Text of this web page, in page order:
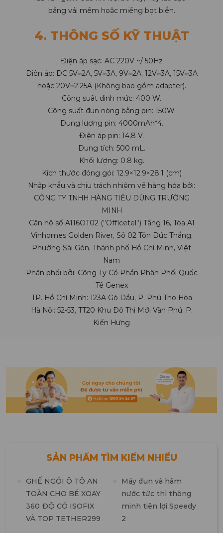
bằng vải mềm hoặc miếng bọt biển.
4. THÔNG SỐ KỸ THUẬT
Điện áp sạc: AC 220V ~/ 50Hz
Điện áp: DC 5V⎓2A, 5V⎓3A, 9V⎓2A, 12V⎓3A, 15V⎓3A
hoặc 20V⎓2.25A (Không bao gồm adapter).
Công suất định mức: 400 W.
Công suất đun nóng bằng pin: 150W.
Dung lượng pin: 4000mAh*4.
Điện áp pin: 14,8 V.
Dung tích: 500 mL.
Khối lượng: 0.8 kg.
Kích thước đóng gói: 12.9×12.9×28.1 (cm)
Nhập khẩu và chịu trách nhiệm về hàng hóa bởi:
CÔNG TY TNHH HÀNG TIÊU DÙNG TRƯỜNG
MINH
Căn hộ số A116OT02 (”Officetel”) Tầng 16, Tòa A1
Vinhomes Golden River, Số 02 Tôn Đức Thắng,
Phường Sài Gòn, Thành phố Hồ Chí Minh, Việt
Nam
Phân phối bởi: Công Ty Cổ Phần Phân Phối Quốc
Tế Genex
TP. Hồ Chí Minh: 123A Gò Dầu, P. Phú Thọ Hòa
Hà Nội: 52-53, TT20 Khu Đô Thị Mới Văn Phú, P.
Kiến Hưng
SẢN PHẨM TÌM KIẾM NHIỀU
GHẾ NGỒI Ô TÔ AN
TOÀN CHO BÉ XOAY
360 ĐỘ CÓ ISOFIX
VÀ TOP TETHER299
Máy đun và hâm
nước tức thì thông
minh tiện lợi Speedy
2